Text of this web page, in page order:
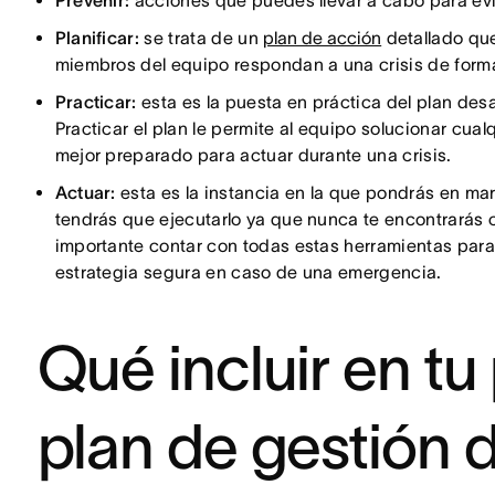
Planificar:se trata de un plan de acción detallado
miembros del equipo respondan a una crisis de
Practicar:esta es la puesta en práctica del plan
Practicar el plan le permite al equipo solucionar
mejor preparado para actuar durante una crisis.
Actuar:esta es la instancia en la que pondrás en
tendrás que ejecutarlo ya que nunca te encontrarás
importante contar con todas estas herramientas
estrategia segura en caso de una emergencia.
Qué incluir en
plan de gestión